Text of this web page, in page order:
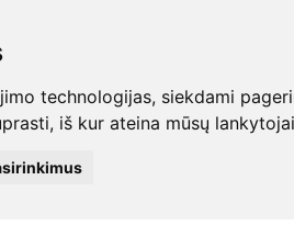
technologijas, siekdami
iš kur ateina mūsų